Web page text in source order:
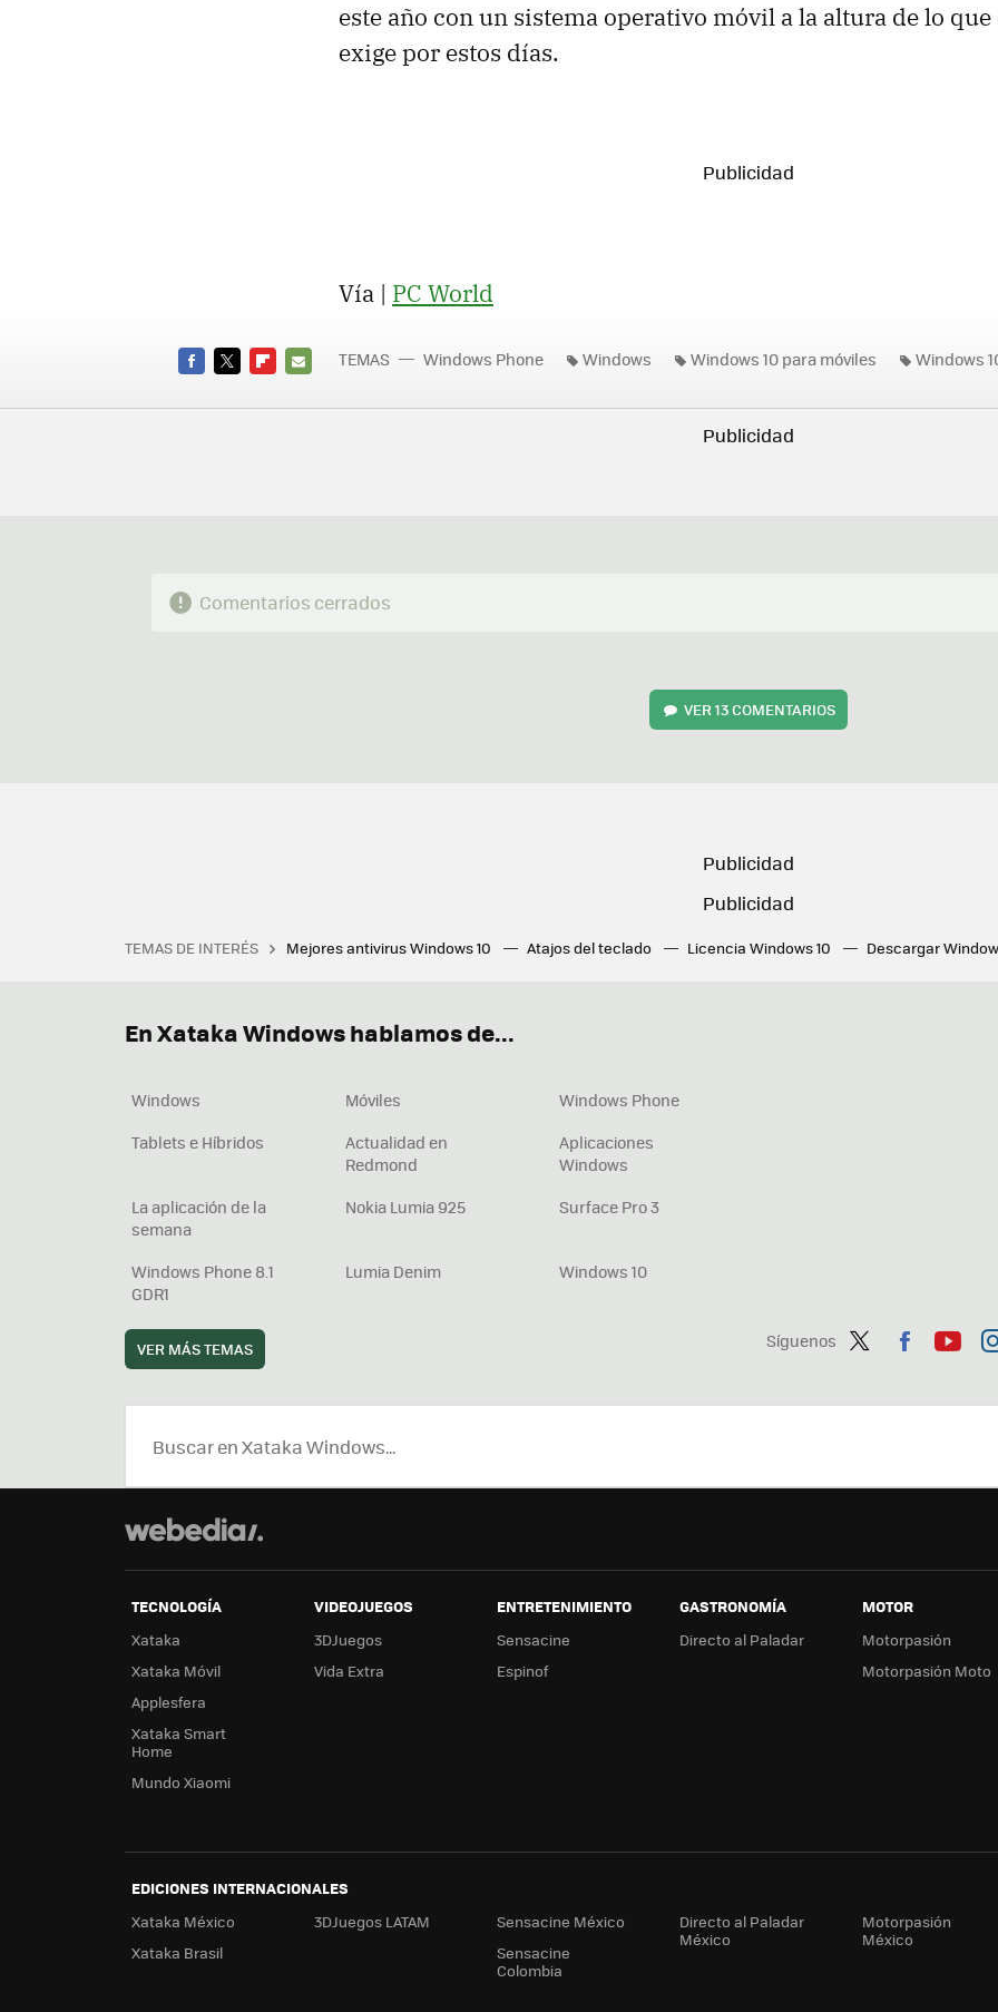
este año con un sistema operativo móvil a la altura de lo
exige por estos días.
Vía | PC World
MAIL
TEMAS Windows Phone Windows Windows 10 para móviles Windows
Comentarios cerrados
VER13 COMENTARIOS
TEMAS DE INTERÉS Mejores antivirus Windows 10 Atajos del teclado Licencia Windows 10 Descargar
Síguenos
ter
ebo tub
En Xataka Windows hablamos de...
Windows Móviles
Windows Phone
Tablets e Híbridos
Actualidad en
Redmond
Aplicaciones
Windows
La aplicación de la
semana
Nokia Lumia 925 Surface Pro 3
Windows Phone 8.1
GDR1
Lumia Denim Windows 10
VER MÁS TEMAS
TECNOLOGÍA
Xataka
Xataka Móvil
Applesfera
Xataka Smart
Home
Mundo Xiaomi
VIDEOJUEGOS
3DJuegos
Vida Extra
ENTRETENIMIENTO
Sensacine
Espinof
GASTRONOMÍA
Directo al Paladar
MOTOR
Motorpasión
Motorpasión Moto
EDICIONES INTERNACIONALES
Xataka México
Xataka Brasil
3DJuegos LATAM
Sensacine México
Sensacine
Colombia
Directo al Paladar
México
Motorpasión
México